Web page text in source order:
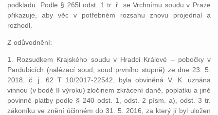
podkladu. Podle § 265l odst. 1 tr. ř. se Vrchnímu soudu v Praze
přikazuje, aby věc v potřebném rozsahu znovu projednal a
rozhodl.
Z odůvodnění:
1. Rozsudkem Krajského soudu v Hradci Králové – pobočky v
Pardubicích (nalézací soud, soud prvního stupně) ze dne 23. 5.
2018, č. j. 62 T 10/2017-22542, byla obviněná V. K. uznána
vinnou (v bodě II výroku) zločinem zkrácení daně, poplatku a jiné
povinné platby podle § 240 odst. 1, odst. 2 písm. a), odst. 3 tr.
zákoníku ve znění účinném do 31. 5. 2016, za který jí byl uložen